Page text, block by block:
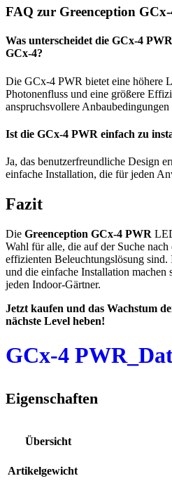
FAQ zur Greenception
Was unterscheidet die GCx-4
GCx-4?
Die GCx-4 PWR bietet eine höhere
Photonenfluss und eine größere
anspruchsvollere Anbaubedingungen
Ist die GCx-4 PWR einfach zu
Ja, das benutzerfreundliche Design
einfache Installation, die für jeden
Fazit
Die Greenception GCx-4 PWR
Wahl für alle, die auf der Suche nach
effizienten Beleuchtungslösung
und die einfache Installation
jeden Indoor-Gärtner.
Jetzt kaufen und das Wachstum
nächste Level heben!
GCx-4
Eigenschaften
Übersicht
Artikelgewicht‍